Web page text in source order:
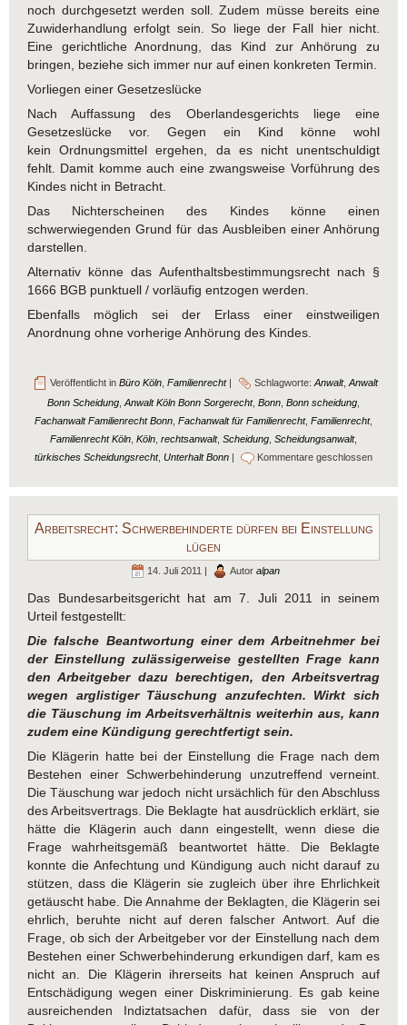
noch durchgesetzt werden soll. Zudem müsse bereits eine
Zuwiderhandlung erfolgt sein. So liege der Fall hier nicht.
Eine gerichtliche Anordnung, das Kind zur Anhörung zu
bringen, beziehe sich immer nur auf einen konkreten Termin.
Vorliegen einer Gesetzeslücke
Nach Auffassung des Oberlandesgerichts liege eine
Gesetzeslücke vor. Gegen ein Kind könne wohl
kein Ordnungsmittel ergehen, da es nicht unentschuldigt
fehlt. Damit komme auch eine zwangsweise Vorführung des
Kindes nicht in Betracht.
Das Nichterscheinen des Kindes könne einen
schwerwiegenden Grund für das Ausbleiben einer Anhörung
darstellen.
Alternativ könne das Aufenthaltsbestimmungsrecht nach §
1666 BGB punktuell / vorläufig entzogen werden.
Ebenfalls möglich sei der Erlass einer einstweiligen
Anordnung ohne vorherige Anhörung des Kindes.
Veröffentlicht in Büro Köln, Familienrecht| Schlagworte: Anwalt, Anwalt
Bonn Scheidung Anwalt Köln Bonn Sorgerecht, Bonn Bonn scheidung
Fachanwalt Familienrecht Bonn Fachanwalt für Familienrecht, Familienrecht,
Familienrecht Köln Köln rechtsanwalt, Scheidung Scheidungsanwalt,
türkisches Scheidungsrecht, Unterhalt Bonn Kommentare geschlossen
Arbeitsrecht: Schwerbehinderte dürfen bei Einstellung
lügen
14. Juli 2011 | Autor alpan
Das Bundesarbeitsgericht hat am 7. Juli 2011 in seinem
Urteil festgestellt:
Die falsche Beantwortung einer dem Arbeitnehmer bei
der Einstellung zulässigerweise gestellten Frage kann
den Arbeitgeber dazu berechtigen, den Arbeitsvertrag
wegen arglistiger Täuschung anzufechten. Wirkt sich
die Täuschung im Arbeitsverhältnis weiterhin aus, kann
zudem eine Kündigung gerechtfertigt sein.
Die Klägerin hatte bei der Einstellung die Frage nach dem
Bestehen einer Schwerbehinderung unzutreffend verneint.
Die Täuschung war jedoch nicht ursächlich für den Abschluss
des Arbeitsvertrags. Die Beklagte hat ausdrücklich erklärt, sie
hätte die Klägerin auch dann eingestellt, wenn diese die
Frage wahrheitsgemäß beantwortet hätte. Die Beklagte
konnte die Anfechtung und Kündigung auch nicht darauf zu
stützen, dass die Klägerin sie zugleich über ihre Ehrlichkeit
getäuscht habe. Die Annahme der Beklagten, die Klägerin sei
ehrlich, beruhte nicht auf deren falscher Antwort. Auf die
Frage, ob sich der Arbeitgeber vor der Einstellung nach dem
Bestehen einer Schwerbehinderung erkundigen darf, kam es
nicht an. Die Klägerin ihrerseits hat keinen Anspruch auf
Entschädigung wegen einer Diskriminierung. Es gab keine
ausreichenden Indiztatsachen dafür, dass sie von der